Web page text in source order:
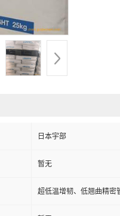
日本宇部
暂无
超低温增韧、低翘曲精密